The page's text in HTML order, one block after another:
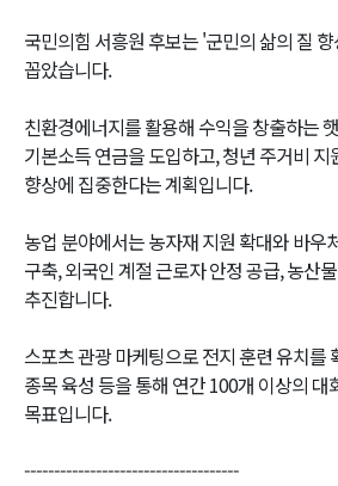
국민의힘 서흥원 후보는 '군민의 삶의 질
꼽았습니다.
친환경에너지를 활용해 수익을 창출하는
기본소득 연금을 도입하고, 청년 주거비
향상에 집중한다는 계획입니다.
농업 분야에서는 농자재 지원 확대와 바우
구축, 외국인 계절 근로자 안정 공급, 농산
추진합니다.
스포츠 관광 마케팅으로 전지 훈련 유치를
종목 육성 등을 통해 연간 100개 이상의 대
목표입니다.
------------------------------------